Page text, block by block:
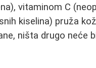
vitaminom C
kiselina) pruža
ništa drugo neće